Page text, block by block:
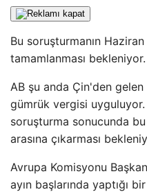
Bu soruşturmanın
tamamlanması bekleniyor.
AB şu anda Çin'den
gümrük vergisi
soruşturma sonucunda
arasına çıkarması
Avrupa Komisyonu
ayın başlarında yaptığı